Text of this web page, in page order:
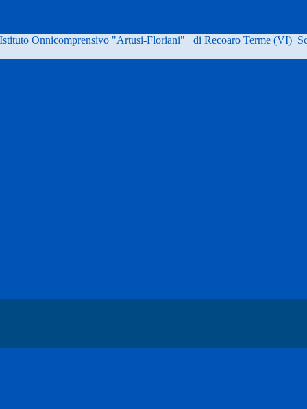
Istituto Onnicomprensivo "Artusi-Floriani" di Recoaro Terme (VI)